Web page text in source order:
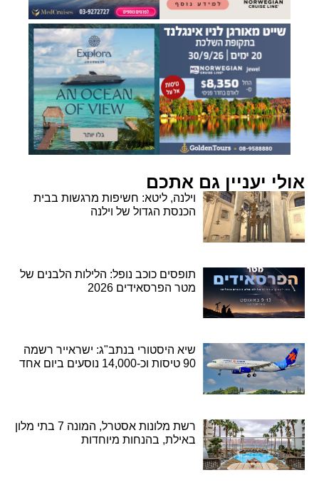
אולי יעניין גם אתכם
וילנה, ליטא: חשיפות מרגשות בבית
הכנסת הגדול של וילנה
תופסים כוכב נופל: הלילות הלבנים של
מטר הפרסאידים 2026
שיא היסטורי בנתב"ג: ישראייר רשמה
90 טיסות וכ-14,000 נוסעים ביום אחד
רשת מלונות אסטרל, המונה 7 בתי מלון
באילת, בהנחות מיוחדות